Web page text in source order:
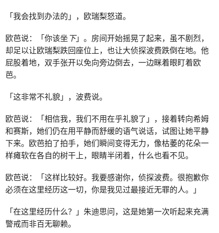
「我会找到办法的」，欧瑞梨怒道。
欧芭说：「你该坐下」。房间开始摇晃了起来，虽不剧烈，
却足以让欧瑞梨跌回座位上，也让大侦探波费跌倒在地。他
屁股着地，双手张开以免向旁边倒去，一边眯着眼盯着欧
芭。
「这非常不礼貌」，波费说。
欧芭说：「相信我，我们不用在乎礼貌了」，接着转向希姆
和赛斯，她们仍在用平静而舒缓的语气说话，试图让她平静
下来。欧芭拍了拍手，她们瞬间变得无力，像枯萎的花朵一
样瘫软在各自的树干上，眼睛半闭着，什么也看不见。
欧芭说：「这样比较好。我要感谢你，侦探波费。很抱歉你
必须在这里经历这一切，你是我见过最接近无罪的人。」
「在这里经历什么？」朱迪思问，这是她第一次听起来充满
警戒而非百无聊赖。